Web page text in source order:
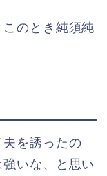
のとき純須純
を誘ったの
いな、と思い